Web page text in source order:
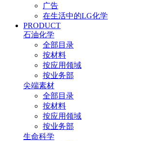
广告
在生活中的LG化学
PRODUCT
石油化学
全部目录
按材料
按应用领域
按业务部
尖端素材
全部目录
按材料
按应用领域
按业务部
生命科学